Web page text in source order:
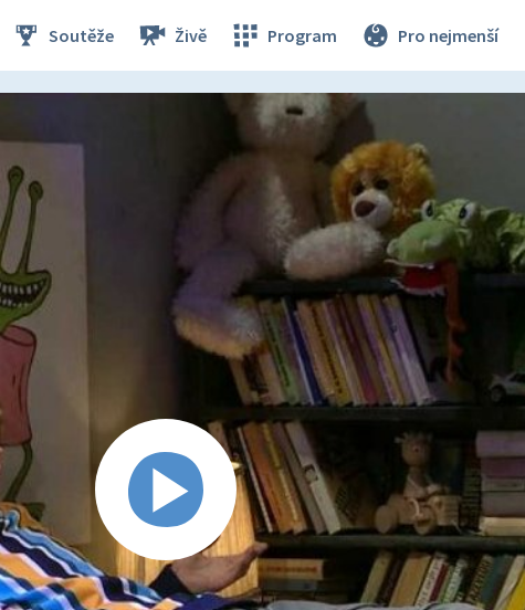
Soutěže Živě Program Pro nejmenší